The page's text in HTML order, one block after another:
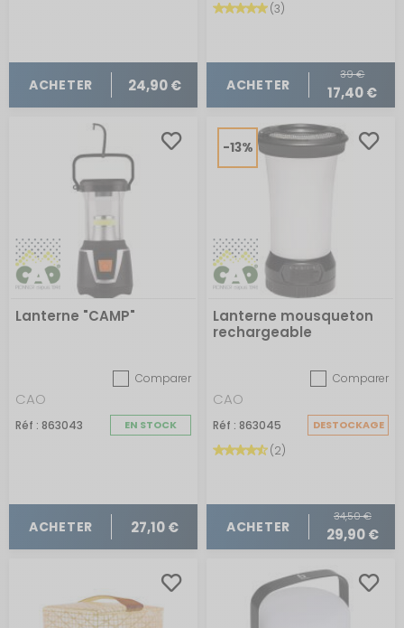
ACHETER 24,90 €
(3)
ACHETER
39 €
17,40 €
Lanterne "CAMP"
Comparer
CAO
Réf : 863043 EN STOCK
ACHETER 27,10 €
-13%
Lanterne mousqueton
rechargeable
Comparer
CAO
Réf : 863045 DESTOCKAGE
(2)
ACHETER
34,50 €
29,90 €